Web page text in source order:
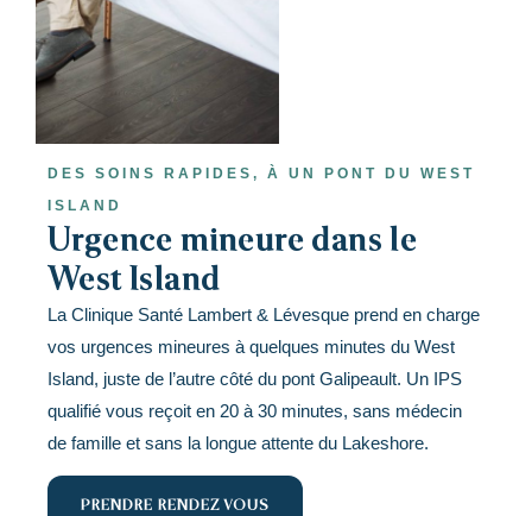
DES SOINS RAPIDES, À UN PONT DU WEST
ISLAND
Urgence mineure dans le
West Island
La Clinique Santé Lambert & Lévesque prend en charge
vos urgences mineures à quelques minutes du West
Island, juste de l’autre côté du pont Galipeault. Un IPS
qualifié vous reçoit en 20 à 30 minutes, sans médecin
de famille et sans la longue attente du Lakeshore.
PRENDRE RENDEZ-VOUS